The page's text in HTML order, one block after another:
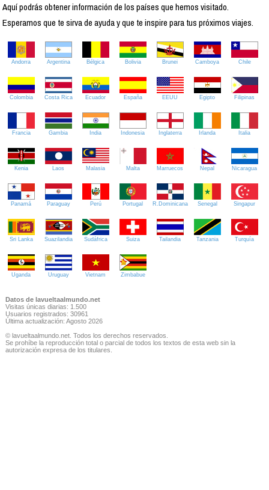
Aquí podrás obtener información de los países que hemos visitado.
Esperamos que te sirva de ayuda y que te inspire para tus próximos viajes.
Andorra Argentina Bélgica Bolivia Brunei Camboya Chile
Colombia Costa Rica Ecuador España EEUU Egipto Filipinas
Francia Gambia India Indonesia Inglaterra Irlanda Italia
Kenia Laos Malasia Malta Marruecos Nepal Nicaragua
Panamá Paraguay Perú Portugal R.Dominicana Senegal Singapur
Sri Lanka Suazilandia Sudáfrica Suiza Tailandia Tanzania Turquía
Uganda Uruguay Vietnam Zimbabue
Datos de lavueltaalmundo.net
Visitas únicas diarias: 1.500
Usuarios registrados: 30961
Última actualización: Agosto 2026
© lavueltaalmundo.net. Todos los derechos reservados.
Se prohíbe la reproducción total o parcial de todos los textos de esta web sin la
autorización expresa de los titulares.